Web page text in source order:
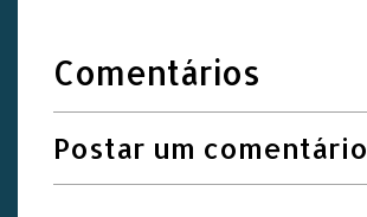
Comentários
Postar um comentário